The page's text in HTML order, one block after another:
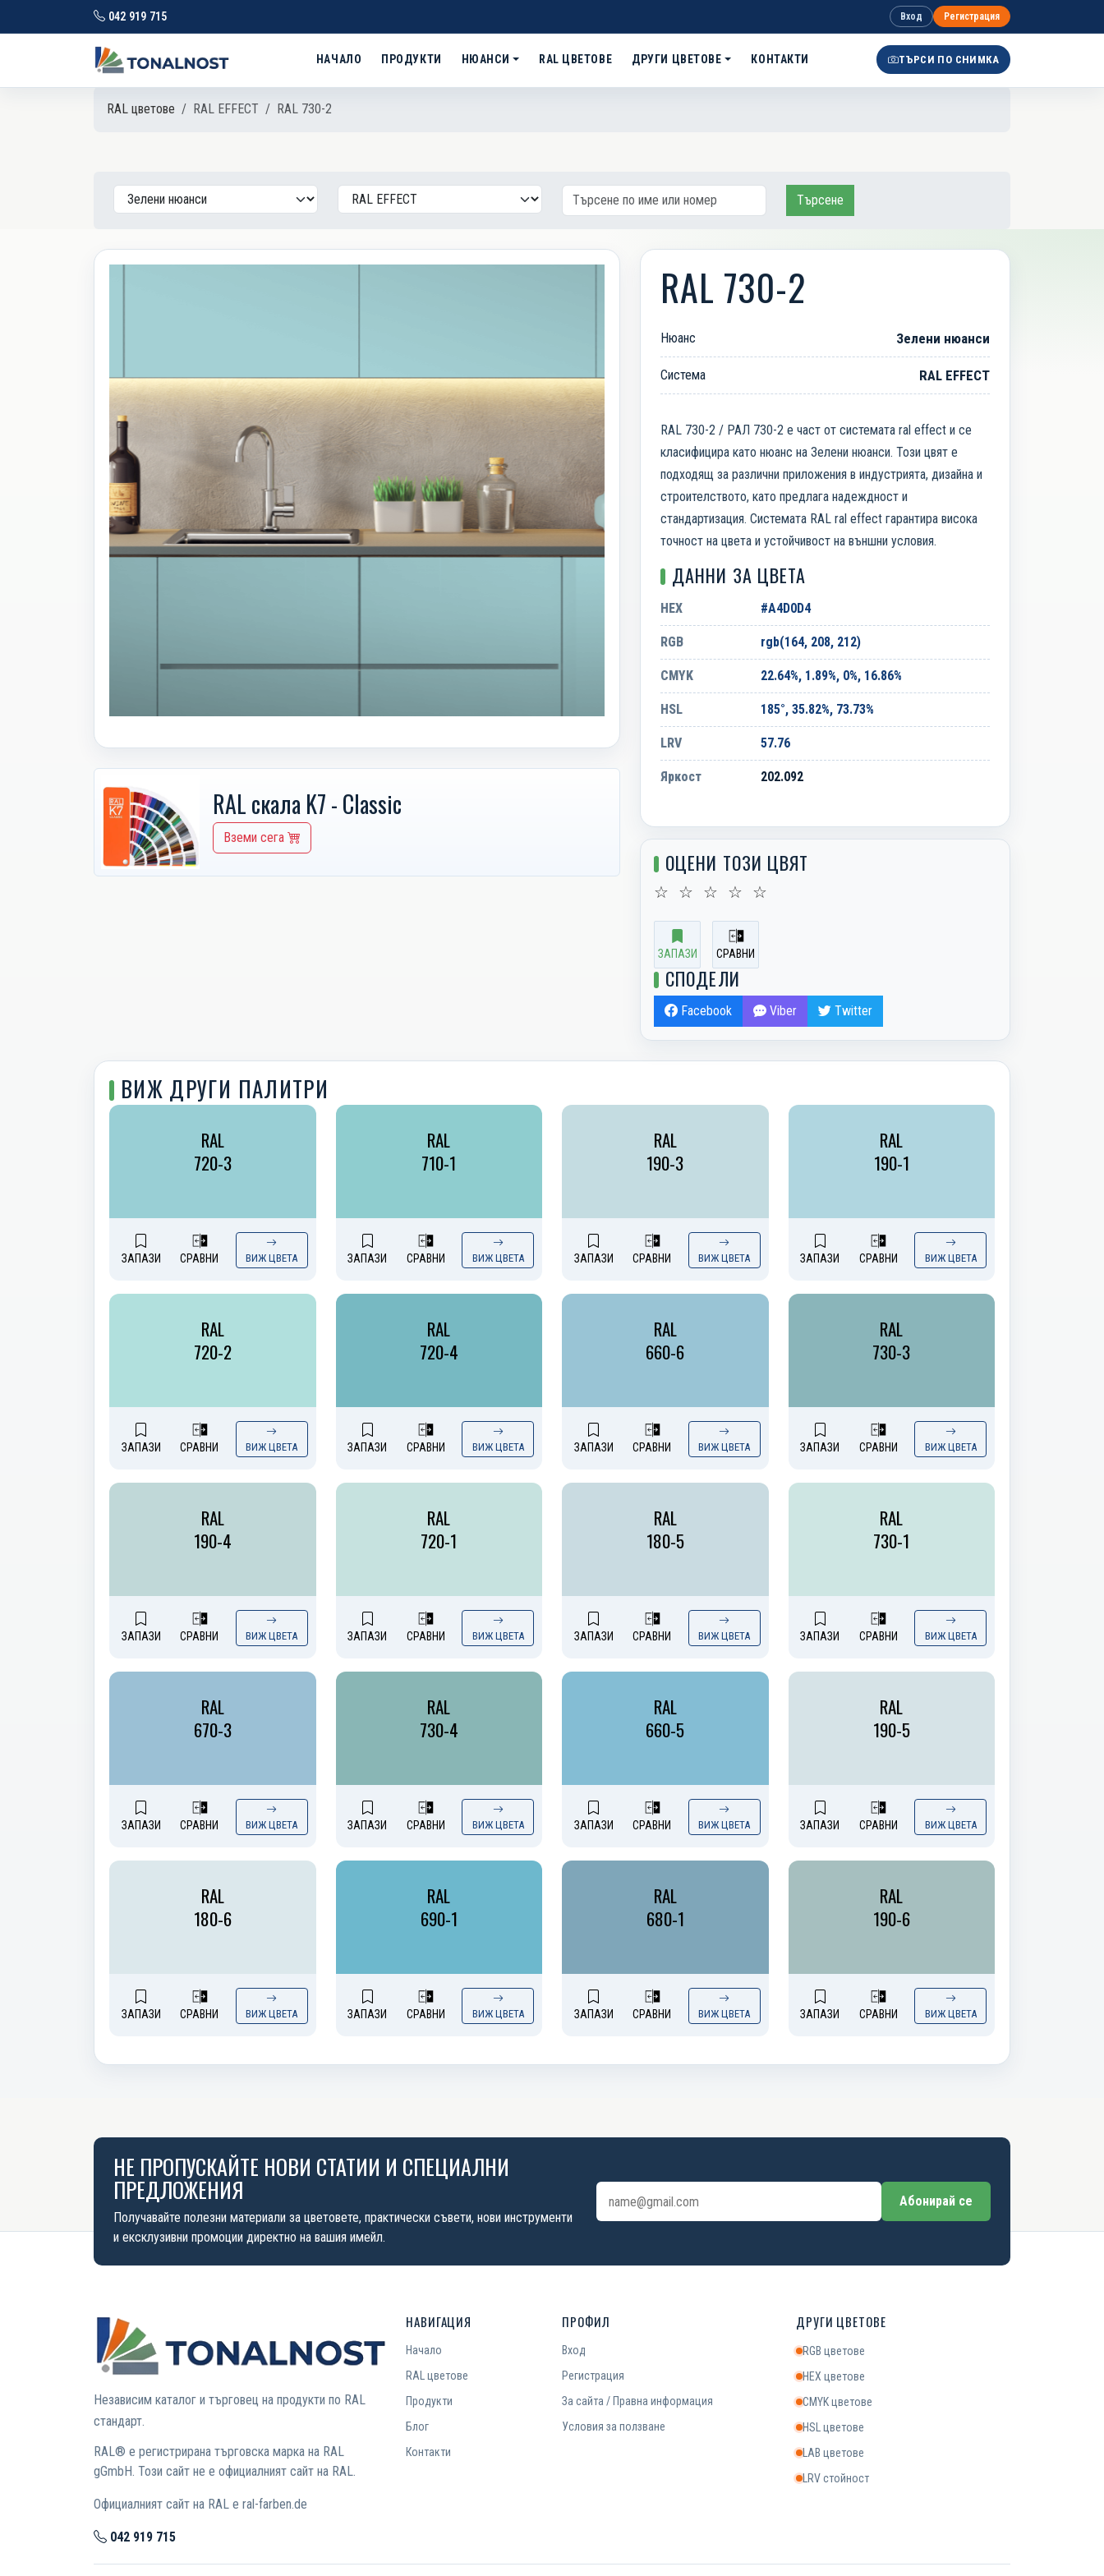
042 919 715 Вход Регистрация
НАЧАЛО ПРОДУКТИ НЮАНСИ RAL ЦВЕТОВЕ ДРУГИ ЦВЕТОВЕ КОНТАКТИ ТЪРСИ ПО СНИМКА
RAL цветове RAL EFFECT RAL 730-2
Търсене
RAL скала K7 - Classic
Вземи сега
RAL 730-2
Нюанс Зелени нюанси
Система RAL EFFECT
RAL 730-2 / РАЛ 730-2 е част от системата ral effect и се
класифицира като нюанс на Зелени нюанси. Този цвят е
подходящ за различни приложения в индустрията, дизайна и
строителството, като предлага надеждност и
стандартизация. Системата RAL ral effect гарантира висока
точност на цвета и устойчивост на външни условия.
ДАННИ ЗА ЦВЕТА
HEX #A4D0D4
RGB rgb(164, 208, 212)
CMYK 22.64%, 1.89%, 0%, 16.86%
HSL 185°, 35.82%, 73.73%
LRV 57.76
Яркост 202.092
ОЦЕНИ ТОЗИ ЦВЯТ
☆ ☆ ☆ ☆ ☆
ЗАПАЗИ СРАВНИ
СПОДЕЛИ
Facebook Viber Twitter
ВИЖ ДРУГИ ПАЛИТРИ
RAL
720-3
ЗАПАЗИ СРАВНИ ВИЖ ЦВЕТА
RAL
710-1
ЗАПАЗИ СРАВНИ ВИЖ ЦВЕТА
RAL
190-3
ЗАПАЗИ СРАВНИ ВИЖ ЦВЕТА
RAL
190-1
ЗАПАЗИ СРАВНИ ВИЖ ЦВЕТА
RAL
720-2
ЗАПАЗИ СРАВНИ ВИЖ ЦВЕТА
RAL
720-4
ЗАПАЗИ СРАВНИ ВИЖ ЦВЕТА
RAL
660-6
ЗАПАЗИ СРАВНИ ВИЖ ЦВЕТА
RAL
730-3
ЗАПАЗИ СРАВНИ ВИЖ ЦВЕТА
RAL
190-4
ЗАПАЗИ СРАВНИ ВИЖ ЦВЕТА
RAL
720-1
ЗАПАЗИ СРАВНИ ВИЖ ЦВЕТА
RAL
180-5
ЗАПАЗИ СРАВНИ ВИЖ ЦВЕТА
RAL
730-1
ЗАПАЗИ СРАВНИ ВИЖ ЦВЕТА
RAL
670-3
ЗАПАЗИ СРАВНИ ВИЖ ЦВЕТА
RAL
730-4
ЗАПАЗИ СРАВНИ ВИЖ ЦВЕТА
RAL
660-5
ЗАПАЗИ СРАВНИ ВИЖ ЦВЕТА
RAL
190-5
ЗАПАЗИ СРАВНИ ВИЖ ЦВЕТА
RAL
180-6
ЗАПАЗИ СРАВНИ ВИЖ ЦВЕТА
RAL
690-1
ЗАПАЗИ СРАВНИ ВИЖ ЦВЕТА
RAL
680-1
ЗАПАЗИ СРАВНИ ВИЖ ЦВЕТА
RAL
190-6
ЗАПАЗИ СРАВНИ ВИЖ ЦВЕТА
НЕ ПРОПУСКАЙТЕ НОВИ СТАТИИ И СПЕЦИАЛНИ
ПРЕДЛОЖЕНИЯ
Получавайте полезни материали за цветовете, практически съвети, нови инструменти
и ексклузивни промоции директно на вашия имейл.
Имейл адрес
Абонирай се
Независим каталог и търговец на продукти по RAL
стандарт.
RAL® е регистрирана търговска марка на RAL
gGmbH. Този сайт не е официалният сайт на RAL.
Официалният сайт на RAL е ral-farben.de
042 919 715
НАВИГАЦИЯ
Начало
RAL цветове
Продукти
Блог
Контакти
ПРОФИЛ
Вход
Регистрация
За сайта / Правна информация
Условия за ползване
ДРУГИ ЦВЕТОВЕ
RGB цветове
HEX цветове
CMYK цветове
HSL цветове
LAB цветове
LRV стойност